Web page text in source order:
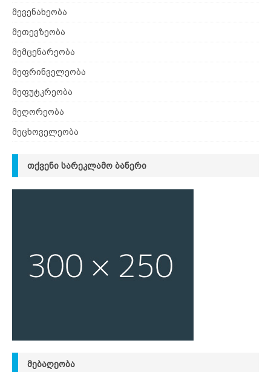
მევენახეობა
მეთევზეობა
მემცენარეობა
მეფრინველეობა
მეფუტკრეობა
მეღორეობა
მეცხოველეობა
ᲗᲥᲕᲔᲜᲘ ᲡᲐᲠᲔᲙᲚᲐᲛᲝ ᲑᲐᲜᲔᲠᲘ
ᲛᲔᲑᲐᲦᲔᲝᲑᲐ